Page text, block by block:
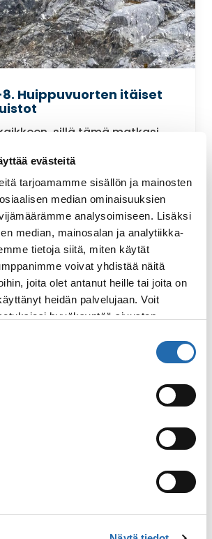
evästeitä
tarjoamamme sisällön ja mainosten
median ominaisuuksien
analysoimiseen. Lisäksi
median, mainosalan ja analytiikka-
tietoja siitä, miten käytät
voivat yhdistää näitä
joita olet antanut heille tai joita on
heidän palvelujaan. Voit
hyväksyntää sivuston
8. Huippuvuorten itäiset
sillä tämä matkasi
suosivat, seilaa laiva
leveyspiirin yli ja pääset
koillisosien
erämaata.
otetaan
valtava jäätikkö, missä
syöksevät vettä jäätäviin
ehkä lähdetään Kvitøylle
liikkuvia jääkarhuja.
ja Kapp Leetä, tai
expedition-veneillä
tutkimusmatkailutyyliin
olosuhteista. Vapauta
ja pidä silmät auki